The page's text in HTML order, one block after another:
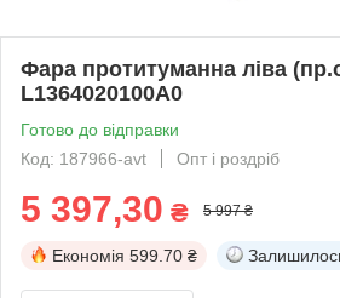
Фара протитуманна ліва
L1364020100A0
Готово до відправки
Код: 187966-avt
Опт і роздріб
5 397,30 ₴ 5 997 ₴
Економія 599.70 ₴